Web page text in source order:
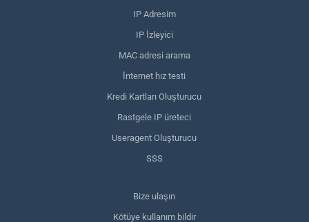
IP Adresim
IP İzleyici
MAC adresi arama
İnternet hız testi
Kredi Kartları Oluşturucu
Rastgele IP üreteci
Useragent Oluşturucu
SSS
Bize ulaşın
Kötüye kullanım bildir